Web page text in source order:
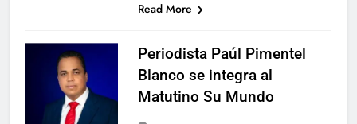
Read More
Periodista Paúl Pimentel
Blanco se integra al
Matutino Su Mundo